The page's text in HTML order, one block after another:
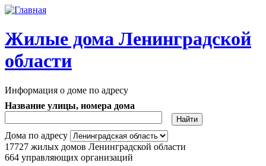
Перейти к основному содержанию
Жилые дома Ленинградской
области
Информация о доме по адресу
Название улицы, номера дома
Дома по адресу
17727 жилых домов Ленинградской области
664 управляющих организаций